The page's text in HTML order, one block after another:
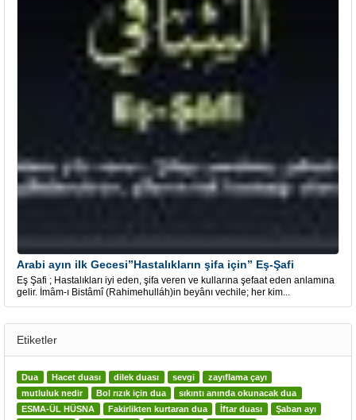
Arabi ayın ilk Gecesi”Hastalıkların şifa için” Eş-Şafi
Eş Şafi ; Hastalıkları iyi eden, şifa veren ve kullarına şefaat eden anlamına
gelir. İmâm-ı Bistâmî (Rahimehulláh)in beyânı vechile; her kim...
Etiketler
Dua Hacet duası dilek duası sevgi
zayıflama çayı
mutluluk nedir
Bol rızık için dua
sıkıntı anında okunacak dua
ESMA-ÜL HÜSNA
Fakirlikten kurtaran dua İftar duası Şaban ayı